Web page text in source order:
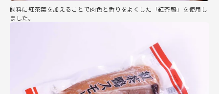
飼料に紅茶葉を加えることで肉色と香りをよくした「紅茶鴨」を使用し
ました。